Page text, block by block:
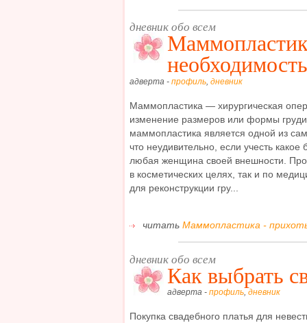
дневник обо всем
адверта - профиль, дневник
Маммопластика — хирургическая
изменение размеров или формы
маммопластика является одной из
что неудивительно, если учесть
любая женщина своей внешности.
в косметических целях, так и по
для реконструкции гру...
читать Маммопластика -
дневник обо всем
Как выбрать
адверта - профиль, дневник
Покупка свадебного платья для